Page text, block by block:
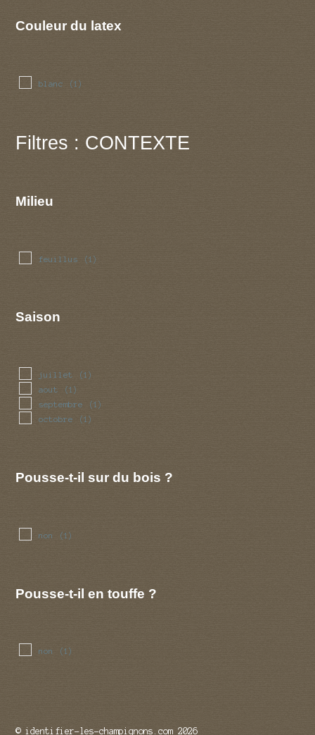
Couleur du latex
blanc (1)
Filtres : CONTEXTE
Milieu
feuillus (1)
Saison
juillet (1)
aout (1)
septembre (1)
octobre (1)
Pousse-t-il sur du bois ?
non (1)
Pousse-t-il en touffe ?
non (1)
© identifier-les-champignons.com 2026